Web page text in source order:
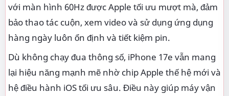
với màn hình 60Hz được Apple tối ưu mượt mà, đảm
bảo thao tác cuộn, xem video và sử dụng ứng dụng
hàng ngày luôn ổn định và tiết kiệm pin.
Dù không chạy đua thông số, iPhone 17e vẫn mang
lại hiệu năng mạnh mẽ nhờ chip Apple thế hệ mới và
hệ điều hành iOS tối ưu sâu. Điều này giúp máy vận